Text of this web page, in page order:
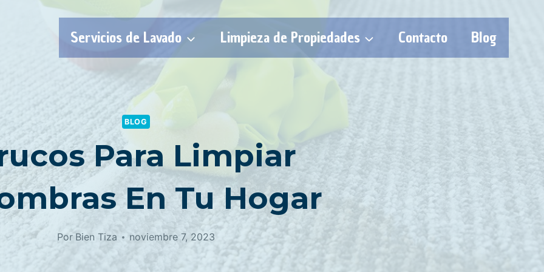
Servicios de Lavado Limpieza de Propiedades Contacto Blog
BLOG
Para Limpiar
En Tu Hogar
Por Bien Tiza noviembre 7, 2023